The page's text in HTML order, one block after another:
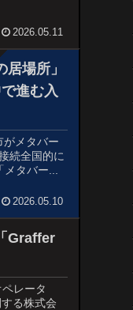
2026.05.11
場所」
進む入
メタバー
続全国的に
タバー...
2026.05.10
Graffer
レータ
る株式会